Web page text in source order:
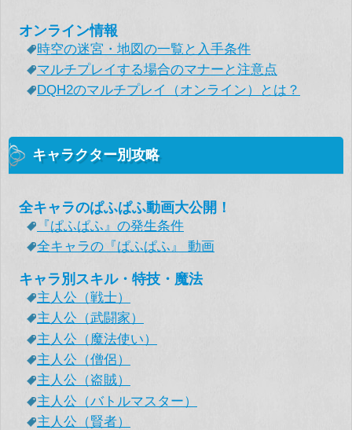
オンライン情報
時空の迷宮・地図の一覧と入手条件
マルチプレイする場合のマナーと注意点
DQH2のマルチプレイ（オンライン）とは？
キャラクター別攻略
全キャラのぱふぱふ動画大公開！
『ぱふぱふ』の発生条件
全キャラの『ぱふぱふ』 動画
キャラ別スキル・特技・魔法
主人公（戦士）
主人公（武闘家）
主人公（魔法使い）
主人公（僧侶）
主人公（盗賊）
主人公（バトルマスター）
主人公（賢者）